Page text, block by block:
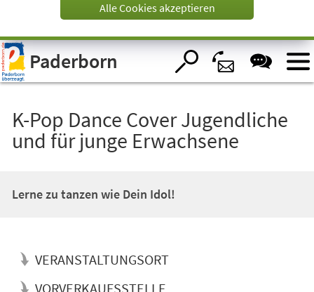
Visuelle
Assistenzsoftware
öffnen.
Alle Cookies akzeptieren
Paderborn
K-Pop Dance Cover Jugendliche
und für junge Erwachsene
Lerne zu tanzen wie Dein Idol!
VERANSTALTUNGSORT
VORVERKAUFSSTELLE